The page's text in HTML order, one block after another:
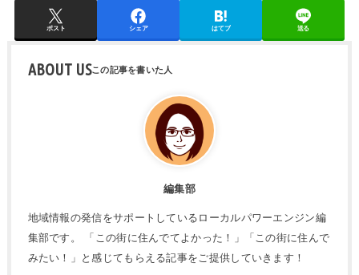
ポスト シェア はてブ 送る
ABOUT US
編集部
地域情報の発信をサポートしているローカルパワーエンジン編
集部です。 「この街に住んでてよかった！」「この街に住んで
みたい！」と感じてもらえる記事をご提供していきます！